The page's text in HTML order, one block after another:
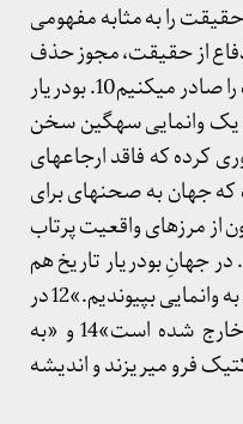
را به مثابه مفهومی
دفاع از حقیقت، مجوز حذف
یا سر به نیست کردن ناحقیقت یا آن‌چه که در برابر حقیقت ایستاده یا با آن سازگار نیست را صادر می­کنیم10. بودریار
یک وانمایی سهگین سخن
کرده که فاقد ارجاع­های
واقعیتی عمیق را نشان می­دهد11». اینجاست که جهان به صحنه­ای برای
از مرزهای واقعیت پرتاب
جهانِ بودریار تاریخ هم
حتی مسحور وانمایی می­شود و از حرکت و پویش باز می­ماند: «اینک با تاریخ وداع می­کنیم تا به وانمایی بپیوندیم.»12 در
این جهان که «وانموده­ها آزادانه پرسه می­زنند»13، در این جهان که واقعیت «از مدار خارج شده است»14 و «به
آشوبی گیج و هراسان شده»15 بنیان­های دیالکتیک فرو می­ریزند و اندیشه